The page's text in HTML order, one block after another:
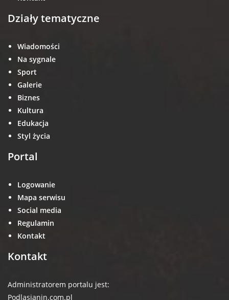
Działy tematyczne
Wiadomości
Na sygnale
Sport
Galerie
Biznes
Kultura
Edukacja
Styl życia
Portal
Logowanie
Mapa serwisu
Social media
Regulamin
Kontakt
Kontakt
Administratorem portalu jest:
Podlasianin.com.pl